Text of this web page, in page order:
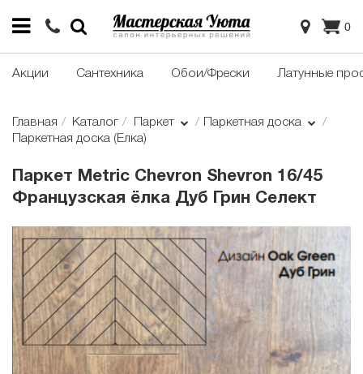
0
Акции Сантехника Обои/Фрески Латунные
Главная Каталог Паркет
Паркетная доска
Паркетная доска (Елка)
Паркет Metric Chevron Shevron 16/45
Французская ёлка Дуб Грин Селект